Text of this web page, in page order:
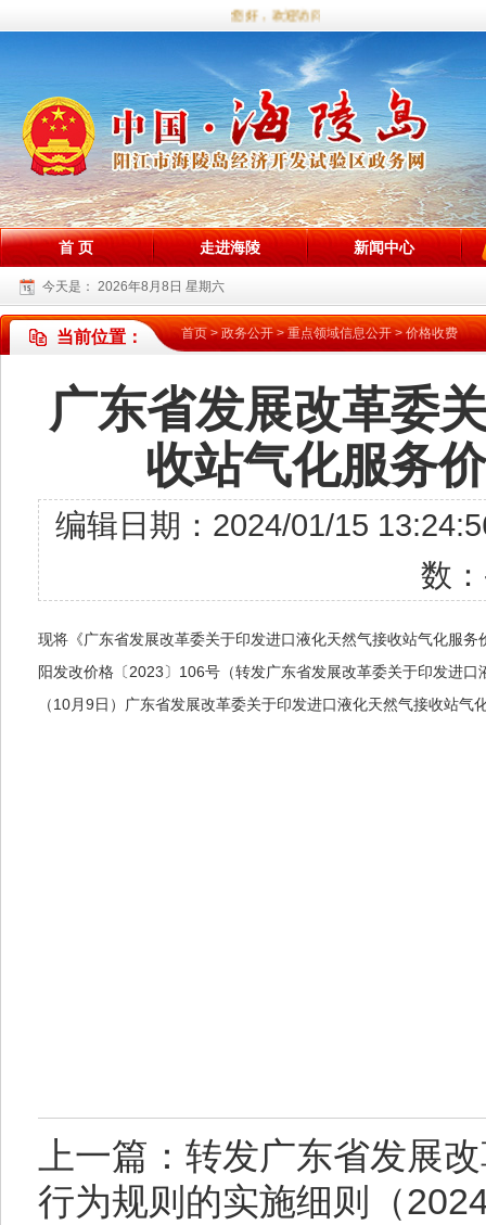
您好，欢迎访问海陵试验区政务网站！
首 页 走进海陵 新闻中心
今天是： 2026年8月8日 星期六
当前位置： 首页>政务公开>重点领域信息公开>价格收费
广东省发展改革委
收站气化服务
编辑日期：2024/01/15
数：
现将《广东省发展改革委关于印发进口液化天然气接收站气化服
阳发改价格〔2023〕106号（转发广东省发展改革委关于印发进
（10月9日）广东省发展改革委关于印发进口液化天然气接收站气
上一篇：转发广东省发展
行为规则的实施细则（